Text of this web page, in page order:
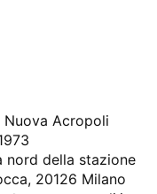
Acropoli
nord della stazione
20126 Milano